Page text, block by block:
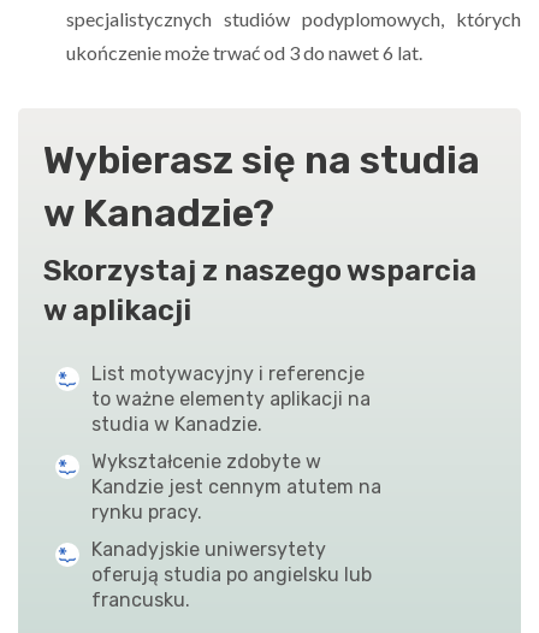
specjalistycznych studiów podyplomowych, których
ukończenie może trwać od 3 do nawet 6 lat.
Wybierasz się na studia
w Kanadzie?
Skorzystaj z naszego wsparcia
w aplikacji
List motywacyjny i referencje
to ważne elementy aplikacji na
studia w Kanadzie.
Wykształcenie zdobyte w
Kandzie jest cennym atutem na
rynku pracy.
Kanadyjskie uniwersytety
oferują studia po angielsku lub
francusku.